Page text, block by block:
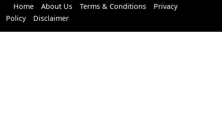
Home
About Us Terms & Conditions
Privacy
Policy
Disclaimer